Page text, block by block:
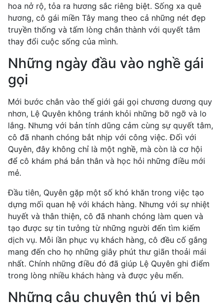
hoa nở rộ, tỏa ra hương sắc riêng biệt. Sống xa quê
hương, cô gái miền Tây mang theo cả những nét đẹp
truyền thống và tấm lòng chân thành với quyết tâm
thay đổi cuộc sống của mình.
Những ngày đầu vào nghề gái
gọi
Mới bước chân vào thế giới gái gọi chương dương quy
nhơn, Lệ Quyên không tránh khỏi những bỡ ngỡ và lo
lắng. Nhưng với bản tính dũng cảm cùng sự quyết tâm,
cô đã nhanh chóng bắt nhịp với công việc. Đối với
Quyên, đây không chỉ là một nghề, mà còn là cơ hội
để cô khám phá bản thân và học hỏi những điều mới
mẻ.
Đầu tiên, Quyên gặp một số khó khăn trong việc tạo
dựng mối quan hệ với khách hàng. Nhưng với sự nhiệt
huyết và thân thiện, cô đã nhanh chóng làm quen và
tạo được sự tin tưởng từ những người đến tìm kiếm
dịch vụ. Mỗi lần phục vụ khách hàng, cô đều cố gắng
mang đến cho họ những giây phút thư giãn thoải mái
nhất. Chính những điều đó đã giúp Lệ Quyên ghi điểm
trong lòng nhiều khách hàng và được yêu mến.
Những câu chuyện thú vị bên